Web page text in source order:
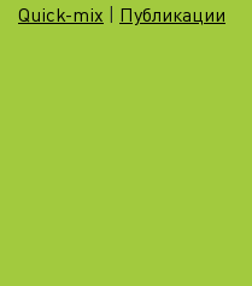
Quick-mix | Публикации